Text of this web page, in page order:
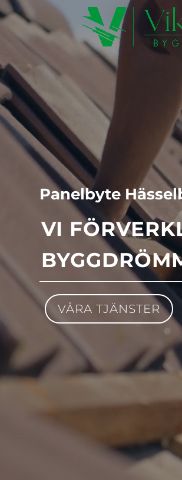
Videospelare
Panelbyte
VI
VÅRA TJÄNSTER